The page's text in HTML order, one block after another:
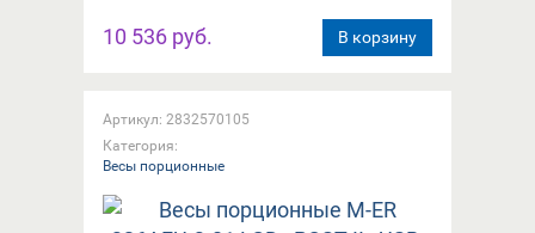
10 536 руб. В корзину
Артикул: 2832570105
Категория:
Весы порционные